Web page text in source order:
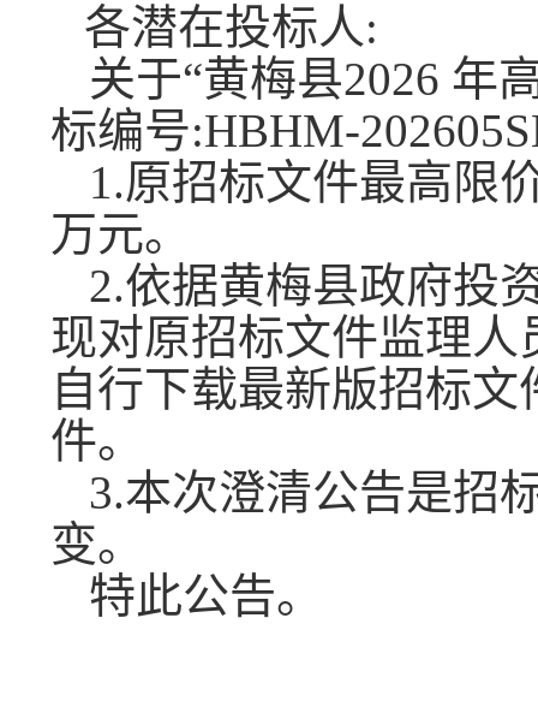
各潜在投标人:
关于“黄梅县2026 年
标编号:HBHM-
1.原招标文件最高限
万元。
2.依据黄梅县政府投
现对原招标文件监理
自行下载最新版招标
件。
3.本次澄清公告是招
变。
特此公告。